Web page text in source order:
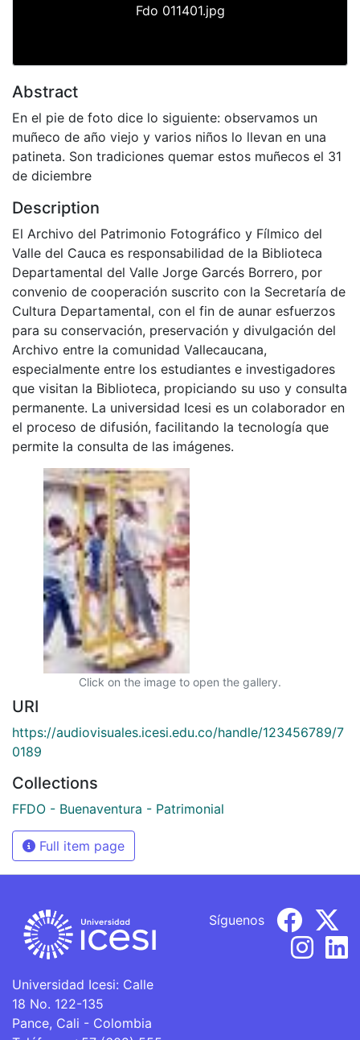
Fdo 011401.jpg
Abstract
En el pie de foto dice lo siguiente: observamos un
muñeco de año viejo y varios niños lo llevan en una
patineta. Son tradiciones quemar estos muñecos el 31
de diciembre
Description
El Archivo del Patrimonio Fotográfico y Fílmico del
Valle del Cauca es responsabilidad de la Biblioteca
Departamental del Valle Jorge Garcés Borrero, por
convenio de cooperación suscrito con la Secretaría de
Cultura Departamental, con el fin de aunar esfuerzos
para su conservación, preservación y divulgación del
Archivo entre la comunidad Vallecaucana,
especialmente entre los estudiantes e investigadores
que visitan la Biblioteca, propiciando su uso y consulta
permanente. La universidad Icesi es un colaborador en
el proceso de difusión, facilitando la tecnología que
permite la consulta de las imágenes.
Click on the image to open the gallery.
URI
https://audiovisuales.icesi.edu.co/handle/123456789/7
0189
Collections
FFDO - Buenaventura - Patrimonial
Full item page
Universidad Icesi: Calle
18 No. 122-135
Pance, Cali - Colombia
Síguenos